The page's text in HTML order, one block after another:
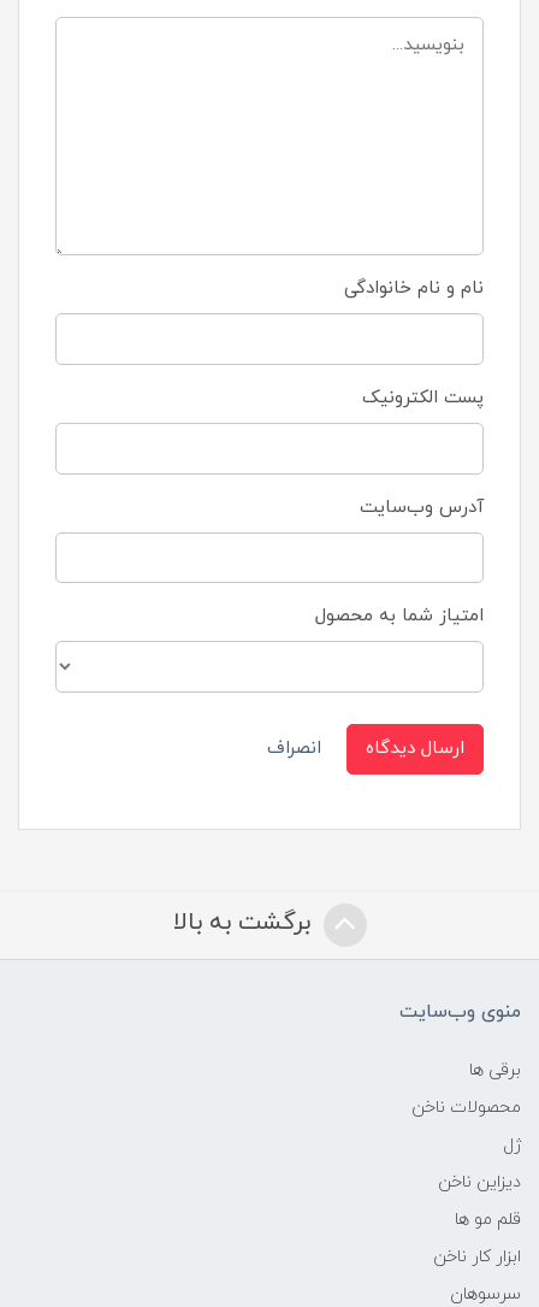
نام و نام خانوادگی
پست الکترونیک
آدرس وب‌سایت
امتیاز شما به محصول
ارسال دیدگاه انصراف
برگشت به بالا
منوی وب‌سایت
برقی ها
محصولات ناخن
ژل
دیزاین ناخن
قلم مو ها
ابزار کار ناخن
سرسوهان